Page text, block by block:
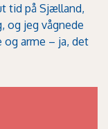
tid på Sjælland,
og jeg vågnede
og arme – ja, det